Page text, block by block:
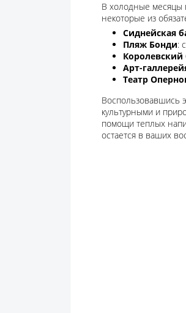
В холодные месяцы
некоторые из
Сиднейская
Пляж Бонди:
Королевский
Арт-
Театр
Воспользовавшись
культурными и
помощи теплых
остается в ваших